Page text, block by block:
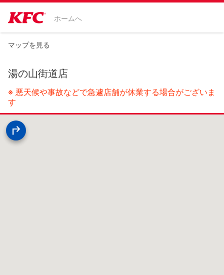
ホームへ
マップを見る
湯の山街道店
※ 悪天候や事故などで急遽店舗が休業する場合がございま
す